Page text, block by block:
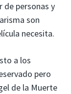
de personas y
son
necesita.
a los
pero
de la Muerte